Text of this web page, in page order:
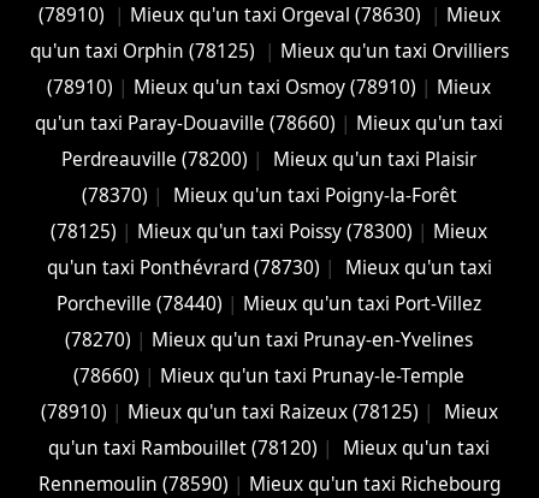
(78910)
| Mieux qu'un taxi Orgeval (78630) | Mieux
qu'un taxi Orphin (78125)
| Mieux qu'un taxi Orvilliers
(78910) | Mieux qu'un taxi Osmoy (78910) | Mieux
qu'un taxi Paray-Douaville (78660) | Mieux qu'un taxi
Perdreauville (78200) |
Mieux qu'un taxi Plaisir
(78370) |
Mieux qu'un taxi Poigny-la-Forêt
(78125) | Mieux qu'un taxi Poissy (78300) | Mieux
qu'un taxi Ponthévrard (78730) |
Mieux qu'un taxi
Porcheville (78440) | Mieux qu'un taxi Port-Villez
(78270) | Mieux qu'un taxi Prunay-en-Yvelines
(78660) | Mieux qu'un taxi Prunay-le-Temple
(78910) | Mieux qu'un taxi Raizeux (78125) |
Mieux
qu'un taxi Rambouillet (78120) |
Mieux qu'un taxi
Rennemoulin (78590) | Mieux qu'un taxi Richebourg